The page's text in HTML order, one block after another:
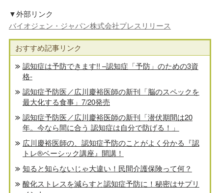
▼外部リンク
バイオジェン・ジャパン株式会社プレスリリース
おすすめ記事リンク
認知症は予防できます!! –認知症「予防」のための3資
格-
認知症予防医／広川慶裕医師の新刊「脳のスペックを
最大化する食事」7/20発売
認知症予防医／広川慶裕医師の新刊「潜伏期間は20
年。今なら間に合う 認知症は自分で防げる！」
広川慶裕医師の、認知症予防のことがよく分かる『認
トレ®️ベーシック講座』開講！
知ると知らないじゃ大違い！民間介護保険って何？
酸化ストレスを減らすと認知症予防に！秘密はサプリ